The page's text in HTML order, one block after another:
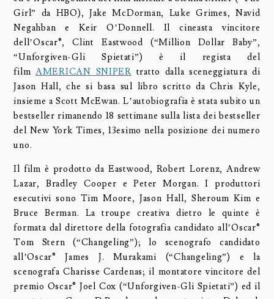
Girl” da HBO), Jake McDorman, Luke Grimes, Navid
Negahban e Keir O’Donnell. Il cineasta vincitore
dell’Oscar®, Clint Eastwood (“Million Dollar Baby”,
“Unforgiven-Gli Spietati”) è il regista del
film AMERICAN SNIPER tratto dalla sceneggiatura di
Jason Hall, che si basa sul libro scritto da Chris Kyle,
insieme a Scott McEwan. L’autobiografia è stata subito un
bestseller rimanendo 18 settimane sulla lista dei bestseller
del New York Times, 13esimo nella posizione dei numero
uno.
Il film è prodotto da Eastwood, Robert Lorenz, Andrew
Lazar, Bradley Cooper e Peter Morgan. I produttori
esecutivi sono Tim Moore, Jason Hall, Sheroum Kim e
Bruce Berman. La troupe creativa dietro le quinte è
formata dal direttore della fotografia candidato all’Oscar®
Tom Stern (“Changeling”); lo scenografo candidato
all’Oscar® James J. Murakami (“Changeling”) e la
scenografa Charisse Cardenas; il montatore vincitore del
premio Oscar® Joel Cox (“Unforgiven-Gli Spietati”) ed il